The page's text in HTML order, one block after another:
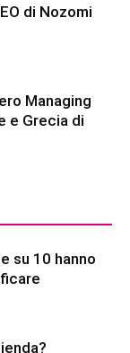
di Nozomi
Managing
e Grecia di
su 10 hanno